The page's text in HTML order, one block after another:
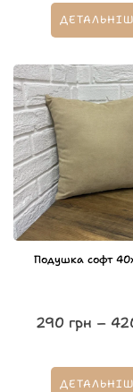
Подушка софт
290 грн –